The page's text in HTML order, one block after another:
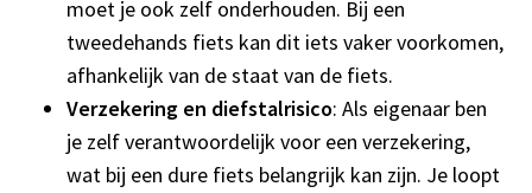
moet je ook zelf onderhouden. Bij een
tweedehands fiets kan dit iets vaker voorkomen,
afhankelijk van de staat van de fiets.
Verzekering en diefstalrisico: Als eigenaar ben
je zelf verantwoordelijk voor een verzekering,
wat bij een dure fiets belangrijk kan zijn. Je loopt